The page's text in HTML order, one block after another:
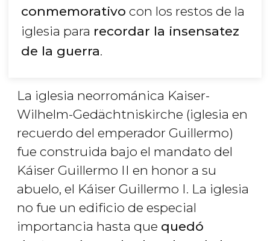
conmemorativo con los restos de la
iglesia para recordar la insensatez
de la guerra.
La iglesia neorrománica Kaiser-
Wilhelm-Gedächtniskirche (iglesia en
recuerdo del emperador Guillermo)
fue construida bajo el mandato del
Káiser Guillermo II en honor a su
abuelo, el Káiser Guillermo I. La iglesia
no fue un edificio de especial
importancia hasta que quedó